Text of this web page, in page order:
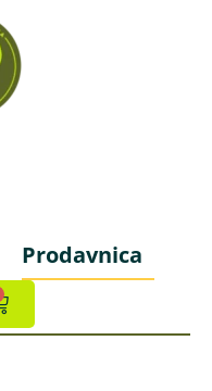
Prodavnica